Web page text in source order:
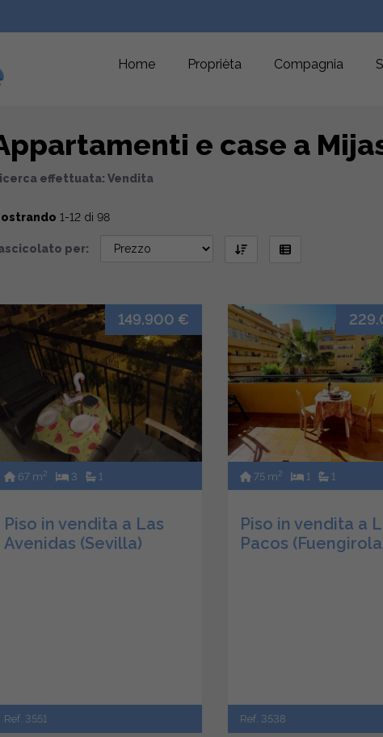
Home Proprièta Compagnia
e case a
effettuata: Vendita
1-12 di 98
per:
149.900 €
67 m2 3 1
Piso in vendita a Las
Avenidas (Sevilla)
Ref. 3551
75 m2 1 1
Piso in vendita a
Pacos
Ref. 3538